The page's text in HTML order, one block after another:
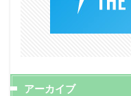
アーカイブ